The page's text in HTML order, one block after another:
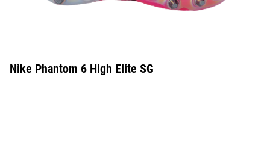
Nike Phantom 6 High Elite SG